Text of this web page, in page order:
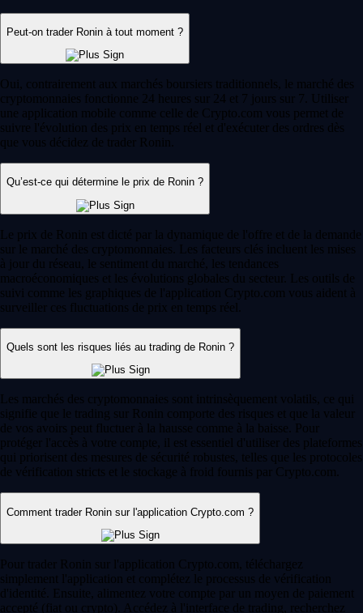
Peut-on trader Ronin à tout moment ?
Oui, contrairement aux marchés boursiers traditionnels, le marché des
cryptomonnaies fonctionne 24 heures sur 24 et 7 jours sur 7. Utiliser
une application mobile comme celle de Crypto.com vous permet de
suivre l'évolution des prix en temps réel et d'exécuter des ordres dès
que vous décidez de trader Ronin.
Qu’est-ce qui détermine le prix de Ronin ?
Le prix de Ronin est dicté par la dynamique de l'offre et de la demande
sur le marché des cryptomonnaies. Les facteurs clés incluent les mises
à jour du réseau, le sentiment du marché, les tendances
macroéconomiques et les évolutions globales du secteur. Les outils de
suivi comme les graphiques de l'application Crypto.com vous aident à
surveiller ces fluctuations de prix en temps réel.
Quels sont les risques liés au trading de Ronin ?
Les marchés des cryptomonnaies sont intrinsèquement volatils, ce qui
signifie que le trading sur Ronin comporte des risques et que la valeur
de vos avoirs peut fluctuer à la hausse comme à la baisse. Pour
protéger l'accès à votre compte, il est essentiel d'utiliser des plateformes
qui priorisent des mesures de sécurité robustes, telles que les protocoles
de vérification stricts et le stockage à froid fournis par Crypto.com.
Comment trader Ronin sur l'application Crypto.com ?
Pour trader Ronin sur l'application Crypto.com, téléchargez
simplement l'application et complétez le processus de vérification
d'identité. Ensuite, alimentez votre compte par un moyen de paiement
accepté (fiat ou crypto). Accédez à l'interface de trading, recherchez